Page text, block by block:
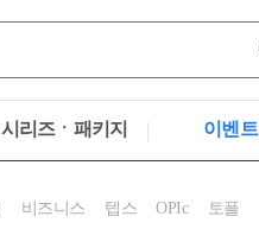
시리즈ㆍ패키지 이벤트
비즈니스 텝스 OPIc 토플